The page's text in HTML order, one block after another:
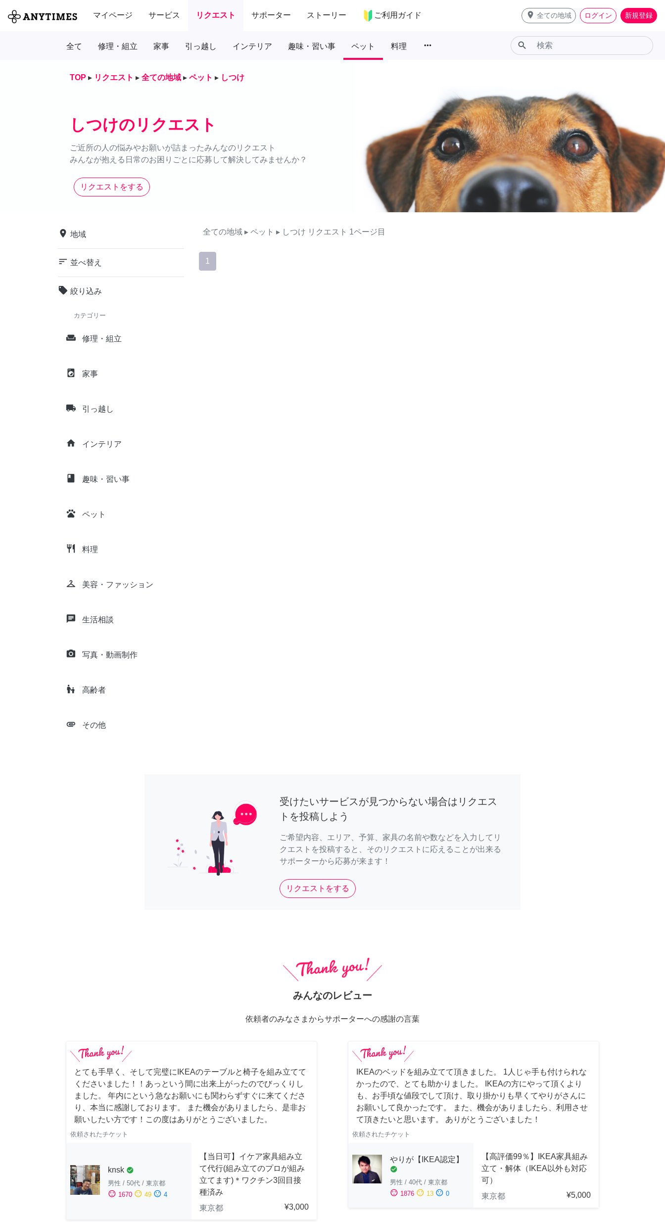
マイページ サービス リクエスト サポーター ストーリー ご利用ガイド place 全ての地域 ログイン 新規登録
全て 修理・組立 家事 引っ越し インテリア 趣味・習い事 ペット 料理 more_horiz search
TOP ▸ リクエスト ▸ 全ての地域 ▸ ペット ▸ しつけ
しつけのリクエスト
ご近所の人の悩みやお願いが詰まったみんなのリクエスト
みんなが抱える日常のお困りごとに応募して解決してみませんか？
リクエストをする
place 地域
sort 並べ替え
local_offer 絞り込み
カテゴリー
weekend 修理・組立
local_laundry_service 家事
local_shipping 引っ越し
home インテリア
class 趣味・習い事
pets ペット
restaurant 料理
checkroom 美容・ファッション
chat 生活相談
camera_alt 写真・動画制作
escalator_warning 高齢者
attachment その他
全ての地域 ▸ ペット ▸ しつけ リクエスト 1ページ目
1
受けたいサービスが見つからない場合はリクエス
トを投稿しよう
ご希望内容、エリア、予算、家具の名前や数などを入力してリ
クエストを投稿すると、そのリクエストに応えることが出来る
サポーターから応募が来ます！
リクエストをする
みんなのレビュー
依頼者のみなさまからサポーターへの感謝の言葉
とても手早く、そして完璧にIKEAのテーブルと椅子を組み立てて
くださいました！！あっという間に出来上がったのでびっくりし
ました。 年内にという急なお願いにも関わらずすぐに来てくださ
り、本当に感謝しております。 また機会がありましたら、是非お
願いしたい方です！この度はありがとうございました。
依頼されたチケット
knsk check_circle
男性 / 50代 / 東京都
sentiment_satisfied 1670 sentiment_neutral 49 sentiment_dissatisfied 4
【当日可】イケア家具組み立
て代行(組み立てのプロが組み
立てます)＊ワクチン3回目接
種済み
東京都
¥3,000
IKEAのベッドを組み立てて頂きました。 1人じゃ手も付けられな
かったので、とても助かりました。 IKEAの方にやって頂くより
も、お手頃な値段でして頂け、取り掛かりも早くてやりがさんに
お願いして良かったです。 また、機会がありましたら、利用させ
て頂きたいと思います。 ありがとうございました！
依頼されたチケット
やりが【IKEA認定】
check_circle
男性 / 40代 / 東京都
sentiment_satisfied 1876 sentiment_neutral 13 sentiment_dissatisfied 0
【高評価99％】IKEA家具組み
立て・解体（IKEA以外も対応
可）
東京都
¥5,000